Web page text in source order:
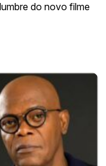
do novo filme